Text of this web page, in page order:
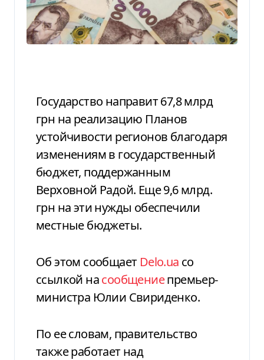
Государство направит 67,8 млрд
грн на реализацию Планов
устойчивости регионов благодаря
изменениям в государственный
бюджет, поддержанным
Верховной Радой. Еще 9,6 млрд.
грн на эти нужды обеспечили
местные бюджеты.
Об этом сообщает Delo.ua со
ссылкой насообщениепремьер-
министра Юлии Свириденко.
По ее словам, правительство
также работает над